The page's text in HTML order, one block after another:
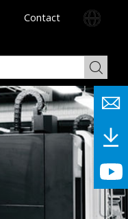
Contact